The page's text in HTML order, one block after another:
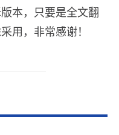
本，只要是全文翻
用，非常感谢！